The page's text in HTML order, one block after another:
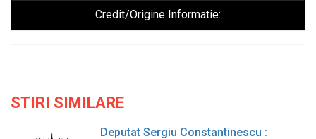
Credit/Origine Informatie:
STIRI SIMILARE
Deputat Sergiu Constantinescu :